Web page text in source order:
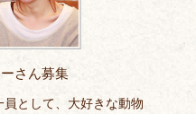
さん募集
として、大好きな動物